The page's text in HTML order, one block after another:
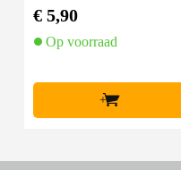
€ 5,90
Op voorraad
+